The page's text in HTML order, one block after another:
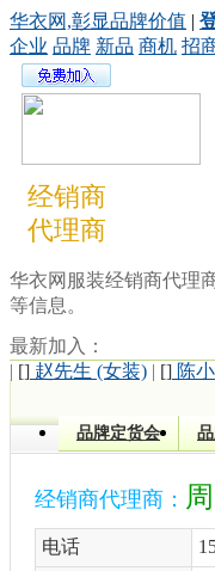
华衣网,彰显品牌价值 |
企业 品牌 新品 商机 招
经销商
代理商
华衣网服装经销商代理
等信息。
最新加入：
| [] 赵先生 (女装) | [] 陈
品牌定货会
经销商代理商：
电话